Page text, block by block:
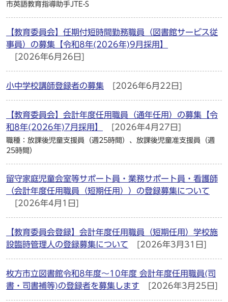
市英語教育指導助手JTE-S
【教育委員会】任期付短時間勤務職員（図書館サービス従
事員）の募集【令和8年(2026年)9月採用】
[2026年6月26日]
小中学校講師登録者の募集 [2026年6月22日]
【教育委員会】会計年度任用職員（通年任用）の募集【令
和8年(2026年)7月採用】
[2026年4月27日]
職種：放課後児童支援員（週25時間）、放課後児童准支援員（週
25時間）
留守家庭児童会室等サポート員・業務サポート員・看護師
（会計年度任用職員（短期任用））の登録募集について
[2026年4月1日]
【教育委員会登録】会計年度任用職員（短期任用）学校施
設臨時管理人の登録募集について
[2026年3月31日]
枚方市立図書館令和8年度～10年度 会計年度任用職員(司
書・司書補等)の登録者を募集します
[2026年3月25日]